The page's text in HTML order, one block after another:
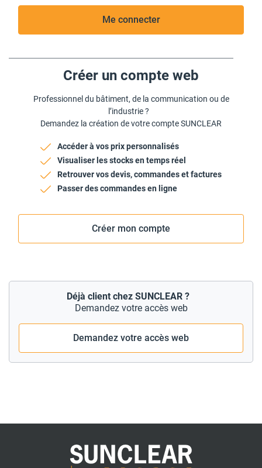
Me connecter
Créer un compte web
Professionnel du bâtiment, de la communication ou de
l’industrie ?
Demandez la création de votre compte SUNCLEAR
Accéder à vos prix personnalisés
Visualiser les stocks en temps réel
Retrouver vos devis, commandes et factures
Passer des commandes en ligne
Créer mon compte
Déjà client chez SUNCLEAR ?
Demandez votre accès web
Demandez votre accès web